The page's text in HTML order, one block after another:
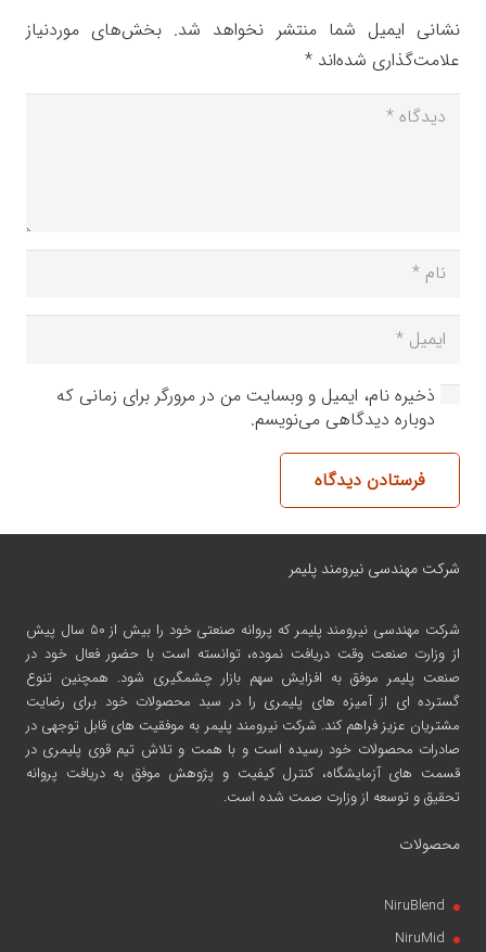
نشانی ایمیل شما منتشر نخواهد شد. بخش‌های موردنیاز
علامت‌گذاری شده‌اند *
ذخیره نام، ایمیل و وبسایت من در مرورگر برای زمانی که
دوباره دیدگاهی می‌نویسم.
فرستادن دیدگاه
شرکت مهندسی نیرومند پلیمر
شرکت مهندسی نیرومند پلیمر
که پروانه صنعتی خود را بیش از ۵۰ سال پیش
از وزارت صنعت وقت دریافت نموده، توانسته است با حضور فعال خود در
صنعت پلیمر موفق به افزایش سهم بازار چشمگیری شود. همچنین تنوع
گسترده ای از آمیزه های پلیمری را در سبد محصولات خود برای رضایت
مشتریان عزیز فراهم کند. شرکت نیرومند پلیمر به موفقیت های قابل توجهی در
صادرات محصولات خود رسیده است و با همت و تلاش تیم قوی پلیمری در
قسمت های آزمایشگاه، کنترل کیفیت و پژوهش موفق به دریافت پروانه
تحقیق و توسعه از وزارت صمت شده است.
محصولات
NiruBlend
NiruMid